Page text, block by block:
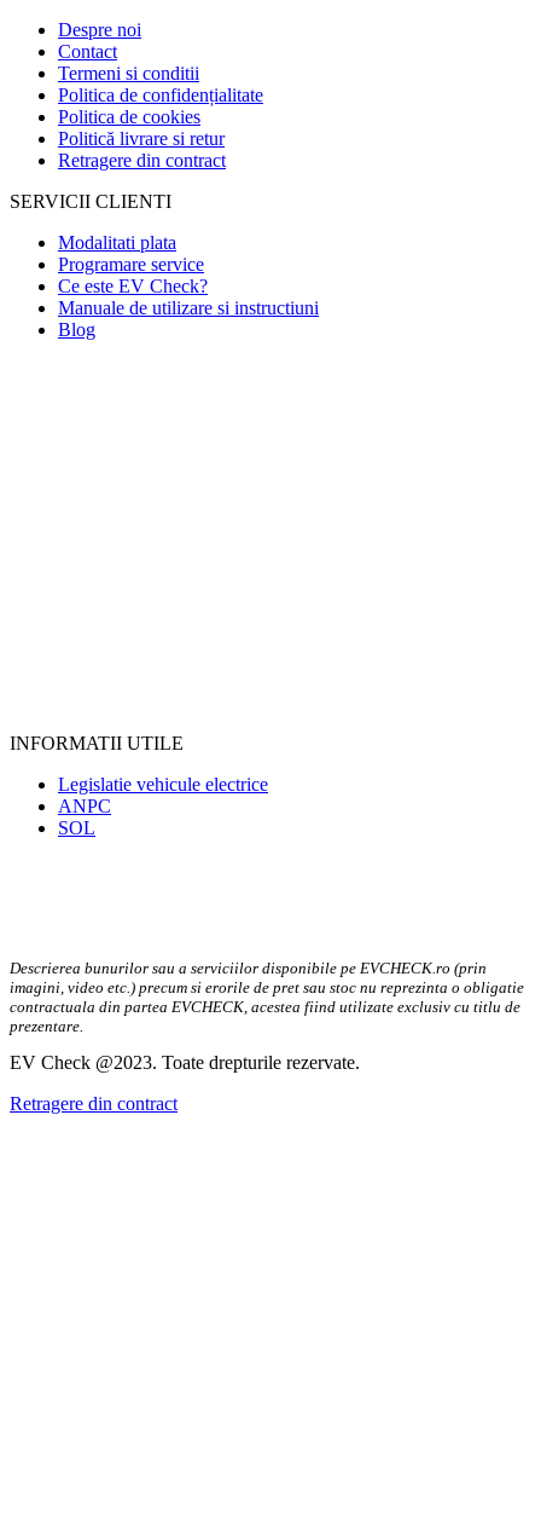
Despre noi
Contact
Termeni si conditii
Politica de confidențialitate
Politica de cookies
Politică livrare si retur
Retragere din contract
SERVICII CLIENTI
Modalitati plata
Programare service
Ce este EV Check?
Manuale de utilizare si instructiuni
Blog
INFORMATII UTILE
Legislatie vehicule electrice
ANPC
SOL
Descrierea bunurilor sau a serviciilor disponibile pe EVCHECK.ro (prin
imagini, video etc.) precum si erorile de pret sau stoc nu reprezinta o obligatie
contractuala din partea EVCHECK, acestea fiind utilizate exclusiv cu titlu de
prezentare.
EV Check @2023. Toate drepturile rezervate.
Retragere din contract